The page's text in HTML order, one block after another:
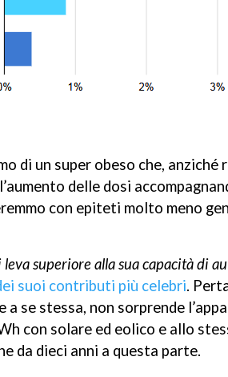
di un super obeso che,
delle dosi
con epiteti molto meno
superiore alla sua capacità di
suoi contributi più celebri.
se stessa, non sorprende
con solare ed eolico e allo
da dieci anni a questa parte.